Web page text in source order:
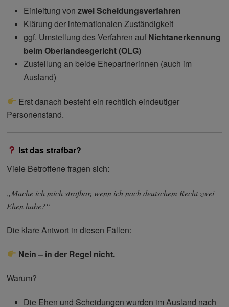
Einleitung von zwei Scheidungsverfahren
Klärung der internationalen Zuständigkeit
ggf. Umstellung des Verfahren auf Nichtanerkennung
beim Oberlandesgericht (OLG)
Zustellung an beide Ehepartnerinnen (auch im
Ausland)
Erst danach besteht ein rechtlich eindeutiger
Personenstand.
Ist das strafbar?
Viele Betroffene fragen sich:
„Mache ich mich strafbar, wenn ich nach deutschem Recht zwei
Ehen habe?“
Die klare Antwort in diesen Fällen:
Nein – in der Regel nicht.
Warum?
Die Ehen und Scheidungen wurden im Ausland nach